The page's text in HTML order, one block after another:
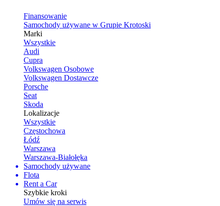
Finansowanie
Samochody używane w Grupie Krotoski
Marki
Wszystkie
Audi
Cupra
Volkswagen Osobowe
Volkswagen Dostawcze
Porsche
Seat
Skoda
Lokalizacje
Wszystkie
Częstochowa
Łódź
Warszawa
Warszawa-Białołęka
Samochody używane
Flota
Rent a Car
Szybkie kroki
Umów się na serwis